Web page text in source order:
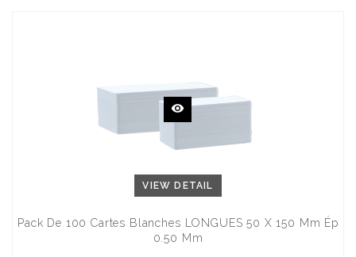
VIEW DETAIL
Pack De 100 Cartes Blanches LONGUES 50 X 150 Mm Ép
0.50 Mm